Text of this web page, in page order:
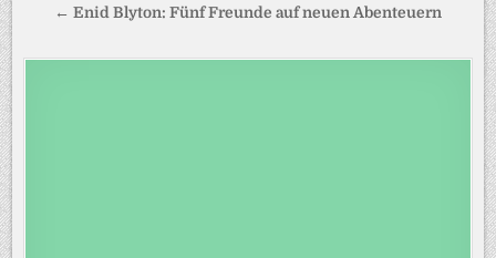
← Enid Blyton: Fünf Freunde auf neuen Abenteuern